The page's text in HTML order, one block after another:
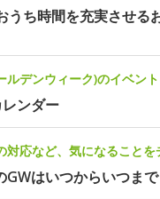
うち時間を充実させる
ルデンウィーク)のイベン
ンダー
対応など、気になることを
はいつからいつまで